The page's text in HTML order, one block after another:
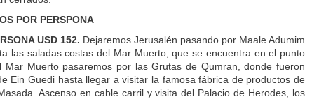
POR PERSPONA
USD 152. Dejaremos Jerusalén pasando por Maale Adumim
las saladas costas del Mar Muerto, que se encuentra en el punto
Muerto pasaremos por las Grutas de Qumran, donde fueron
Ein Guedi hasta llegar a visitar la famosa fábrica de productos de
Ascenso en cable carril y visita del Palacio de Herodes, los